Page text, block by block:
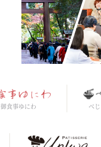
御食事ゆにわ べ